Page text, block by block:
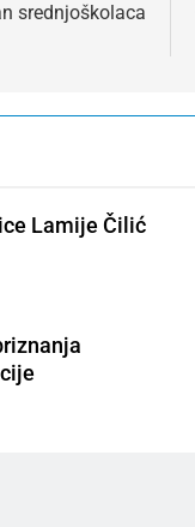
srednjoškolaca
Lamije Čilić